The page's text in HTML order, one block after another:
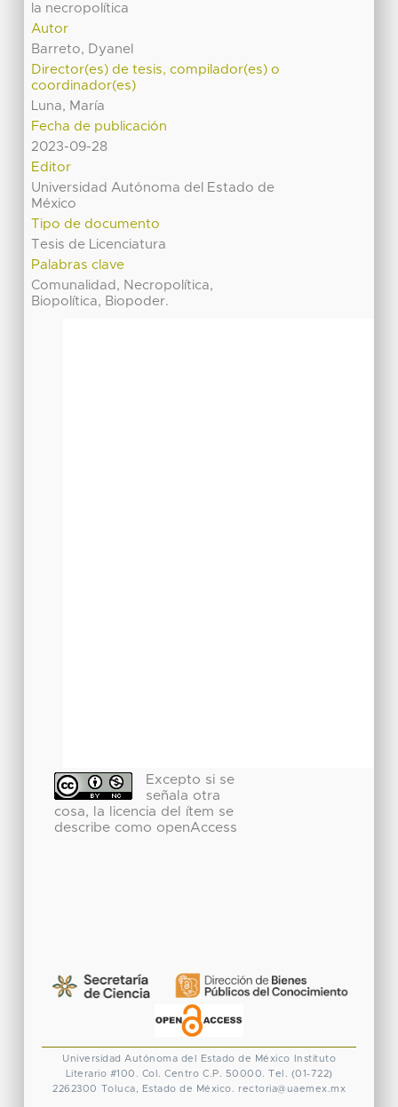
la necropolítica
Autor
Barreto, Dyanel
Director(es) de tesis, compilador(es) o
coordinador(es)
Luna, María
Fecha de publicación
2023-09-28
Editor
Universidad Autónoma del Estado de
México
Tipo de documento
Tesis de Licenciatura
Palabras clave
Comunalidad, Necropolítica,
Biopolítica, Biopoder.
Excepto si se
señala otra
cosa, la licencia del ítem se
describe como openAccess
Universidad Autónoma del Estado de México
Instituto
Literario #100. Col. Centro C.P. 50000. Tel. (01-722)
2262300
Toluca, Estado de México. rectoria@uaemex.mx